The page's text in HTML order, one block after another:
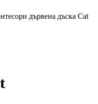
дървена дъска Cat